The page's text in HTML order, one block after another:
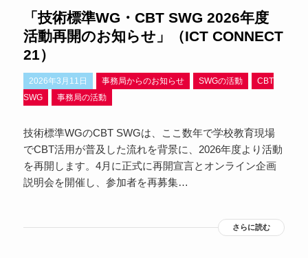
「技術標準WG・CBT SWG 2026年度
活動再開のお知らせ」（ICT CONNECT
21）
2026年3月11日 事務局からのお知らせ SWGの活動
CBT
SWG
事務局の活動
技術標準WGのCBT SWGは、ここ数年で学校教育現場
でCBT活用が普及した流れを背景に、2026年度より活動
を再開します。4月に正式に再開宣言とオンライン企画
説明会を開催し、参加者を再募集…
さらに読む